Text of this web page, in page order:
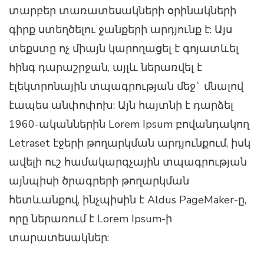
տարբեր տառատեսակների օրինակների
գիրք ստեղծելու ջանքերի արդյունք է: Այս
տեքստը ոչ միայն կարողացել է գոյատևել
հինգ դարաշրջան, այլև ներառվել է
էլեկտրոնային տպագրության մեջ` մնալով
էապես անփոփոխ: Այն հայտնի է դարձել
1960-ականներին Lorem Ipsum բովանդակող
Letraset էջերի թողարկման արդյունքում, իսկ
ավելի ուշ համակարգչային տպագրության
այնպիսի ծրագրերի թողարկման
հետևանքով, ինչպիսին է Aldus PageMaker-ը,
որը ներառում է Lorem Ipsum-ի
տարատեսակներ: